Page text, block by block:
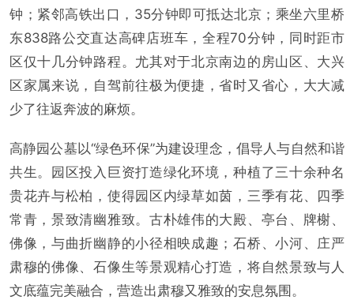
钟；紧邻高铁出口，35分钟即可抵达北京；乘坐六里桥
东838路公交直达高碑店班车，全程70分钟，同时距市
区仅十几分钟路程。尤其对于北京南边的房山区、大兴
区家属来说，自驾前往极为便捷，省时又省心，大大减
少了往返奔波的麻烦。
高静园公墓以“绿色环保”为建设理念，倡导人与自然和谐
共生。园区投入巨资打造绿化环境，种植了三十余种名
贵花卉与松柏，使得园区内绿草如茵，三季有花、四季
常青，景致清幽雅致。古朴雄伟的大殿、亭台、牌榭、
佛像，与曲折幽静的小径相映成趣；石桥、小河、庄严
肃穆的佛像、石像生等景观精心打造，将自然景致与人
文底蕴完美融合，营造出肃穆又雅致的安息氛围。